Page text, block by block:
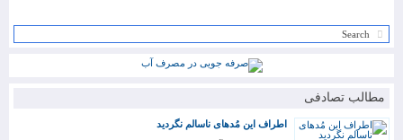
مطالب تصادفی
اطراف این مُدهای ناسالم نگردید